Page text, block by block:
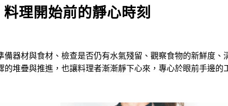
理開始前的靜心時刻
器材與食材、檢查是否仍有水氣殘留、觀察食物的新鮮度、
堆疊與推進，也讓料理者漸漸靜下心來，專心於眼前手邊的